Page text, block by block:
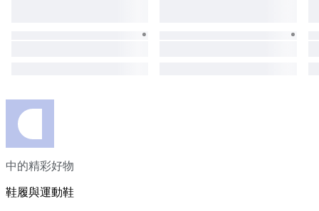
中的精彩好物
鞋履與運動鞋